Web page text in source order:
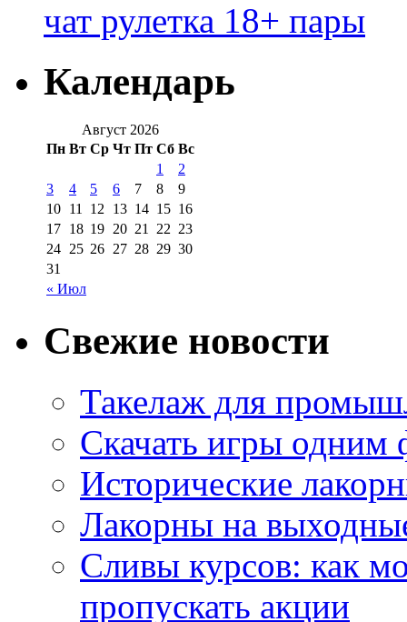
чат рулетка 18+ пары
Календарь
Август 2026
Пн Вт Ср Чт Пт Сб Вс
« Июл
1
2
3
4 5 6 7 8
9
10 11 12 13 14 15 16
17 18 19 20 21 22 23
24 25 26 27 28 29 30
31
Свежие новости
Такелаж для
Скачать игры одним
Исторические
Лакорны на
Сливы курсов: как
пропускать акции